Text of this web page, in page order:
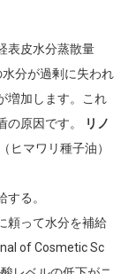
表皮水分蒸散量
水分が過剰に失われ
増加します。これ
原因です。
リノ
ヒマワリ種子油）
る。
頼って水分を補給
of Cosmetic Sc​​